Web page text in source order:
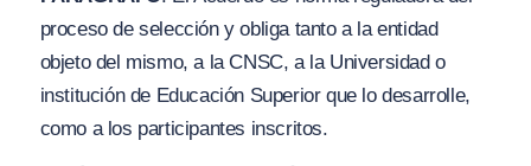
proceso de selección y obliga tanto a la entidad
objeto del mismo, a la CNSC, a la Universidad o
institución de Educación Superior que lo desarrolle,
como a los participantes inscritos.